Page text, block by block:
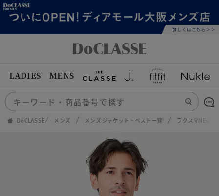
LADIES MENS
DoCLASSE メンズ メンズ ジャケット・ベスト一覧 ラクスマNEO・